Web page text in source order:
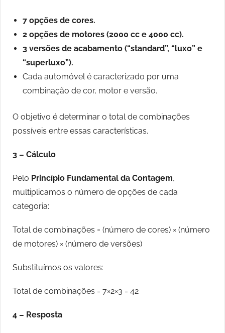
7 opções de cores.
2 opções de motores (2000 cc e 4000 cc).
3 versões de acabamento (“standard”, “luxo” e
“superluxo”).
Cada automóvel é caracterizado por uma
combinação de cor, motor e versão.
O objetivo é determinar o total de combinações
possíveis entre essas características.
3 – Cálculo
Pelo Princípio Fundamental da Contagem,
multiplicamos o número de opções de cada
categoria:
Total de combinações = (número de cores) × (número
de motores) × (número de versões)
Substituímos os valores:
Total de combinações = 7×2×3 = 42
4 – Resposta